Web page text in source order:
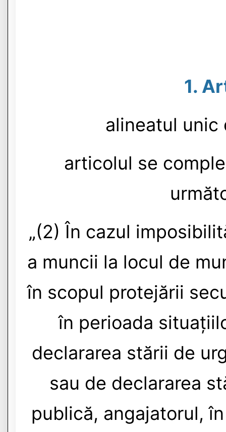
1.
alineatul unic
articolul se
„(2) În cazul
a muncii la locul de
în scopul protejării
în perioada
declararea stării de
sau de declararea
publică, angajatorul,